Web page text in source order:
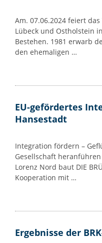
Am. 07.06.2024 feiert das
Lübeck und Ostholstein
Bestehen. 1981 erwarb
den ehemaligen …
EU-gefördertes
Hansestadt
Integration fördern –
Gesellschaft
Lorenz Nord baut DIE
Kooperation mit …
Ergebnisse der